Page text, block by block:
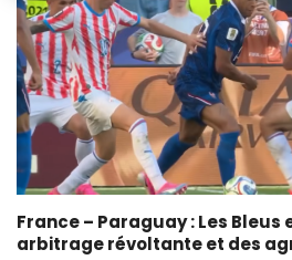
France – Paraguay : Les
arbitrage révoltante et des